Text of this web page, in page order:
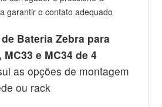
garantir o contato adequado
Bateria Zebra para
e MC34 de 4
as opções de montagem
ou rack